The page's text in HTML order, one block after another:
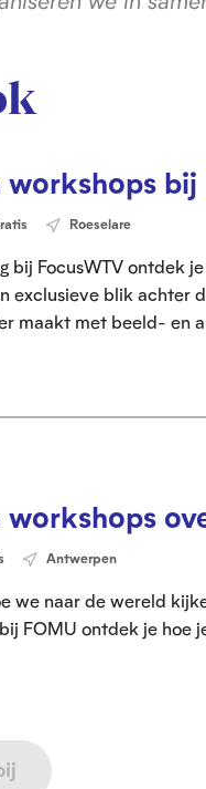
workshops bij
Roeselare
bij FocusWTV ontdek
exclusieve blik achter
maakt met beeld- en
workshops
Antwerpen
we naar de wereld
FOMU ontdek je hoe